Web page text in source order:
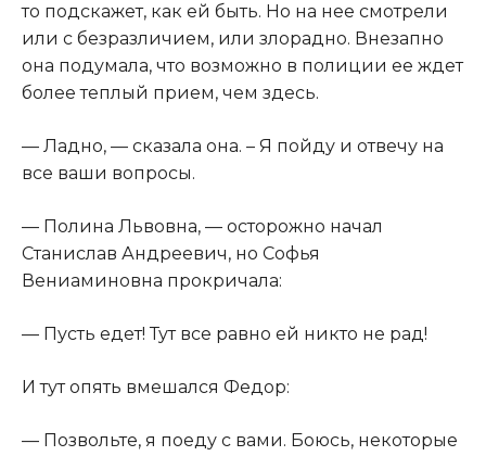
то подскажет, как ей быть. Но на нее смотрели
или с безразличием, или злорадно. Внезапно
она подумала, что возможно в полиции ее ждет
более теплый прием, чем здесь.​
​— Ладно, — сказала она. – Я пойду и отвечу на
все ваши вопросы.​
​— Полина Львовна, — осторожно начал
Станислав Андреевич, но Софья
Вениаминовна прокричала:​
​— Пусть едет! Тут все равно ей никто не рад!​
​И тут опять вмешался Федор:​
​— Позвольте, я поеду с вами. Боюсь, некоторые